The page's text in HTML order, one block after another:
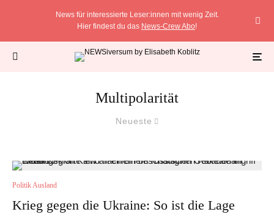
News für interessierte Leser:innen mit wenig Zeit.
Hier findest du das News-Crew Abo!
Multipolarität
Neueste
Politik Ausland
Krieg gegen die Ukraine: So ist die Lage